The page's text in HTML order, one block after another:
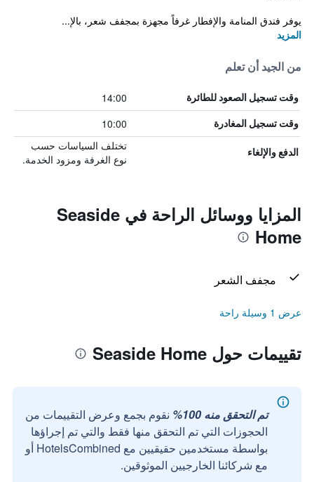
يوفر فندق المنامة والإفطار غرفاً مجهزة بمجفف شعر، بالإ...
المزيد
من الجيد أن تعلم
وقت تسجيل الصعود للطائرة 14:00
وقت تسجيل المغادرة 10:00
الدفع والإلغاء
تختلف السياسات حسب
نوع الغرفة ومزود الخدمة.
المزايا ووسائل الراحة في Seaside
Home
مجفف الشعر
عرض 1 وسيلة راحة
تقييمات حول Seaside Home
تم التحقق منه 100%
نقوم بجمع وعرض التقييمات من
الحجوزات التي تم التحقق منها فقط والتي تم إجراؤها
بواسطة مستخدمين حقيقيين مع HotelsCombined أو
مع شركائنا الخارجيين الموثوقين.